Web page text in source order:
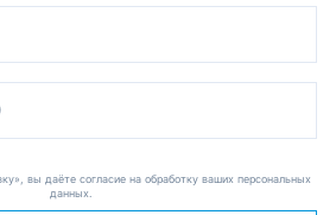
вы даёте согласие на обработку ваших персональных
данных.